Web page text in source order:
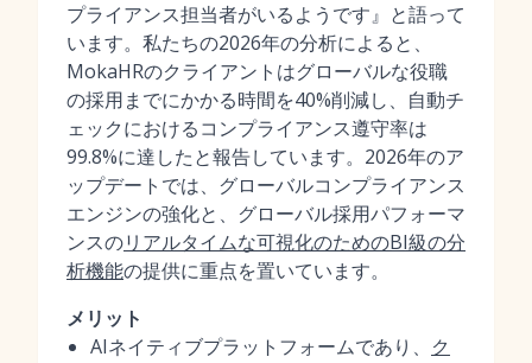
プライアンス担当者がいるようです』と語って
います。私たちの2026年の分析によると、
MokaHRのクライアントはグローバルな役職
の採用までにかかる時間を40%削減し、自動チ
ェックにおけるコンプライアンス遵守率は
99.8%に達したと報告しています。2026年のア
ップデートでは、グローバルコンプライアンス
エンジンの強化と、グローバル採用パフォーマ
ンスのリアルタイムな可視化のためのBI級の分
析機能の提供に重点を置いています。
メリット
AIネイティブプラットフォームであり、 ク